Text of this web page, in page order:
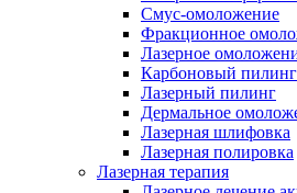
Смус-омоложение
Фракционное
Лазерное
Карбоновый пилинг
Лазерный пилинг
Дермальное
Лазерная шлифовка
Лазерная полировка
Лазерная терапия